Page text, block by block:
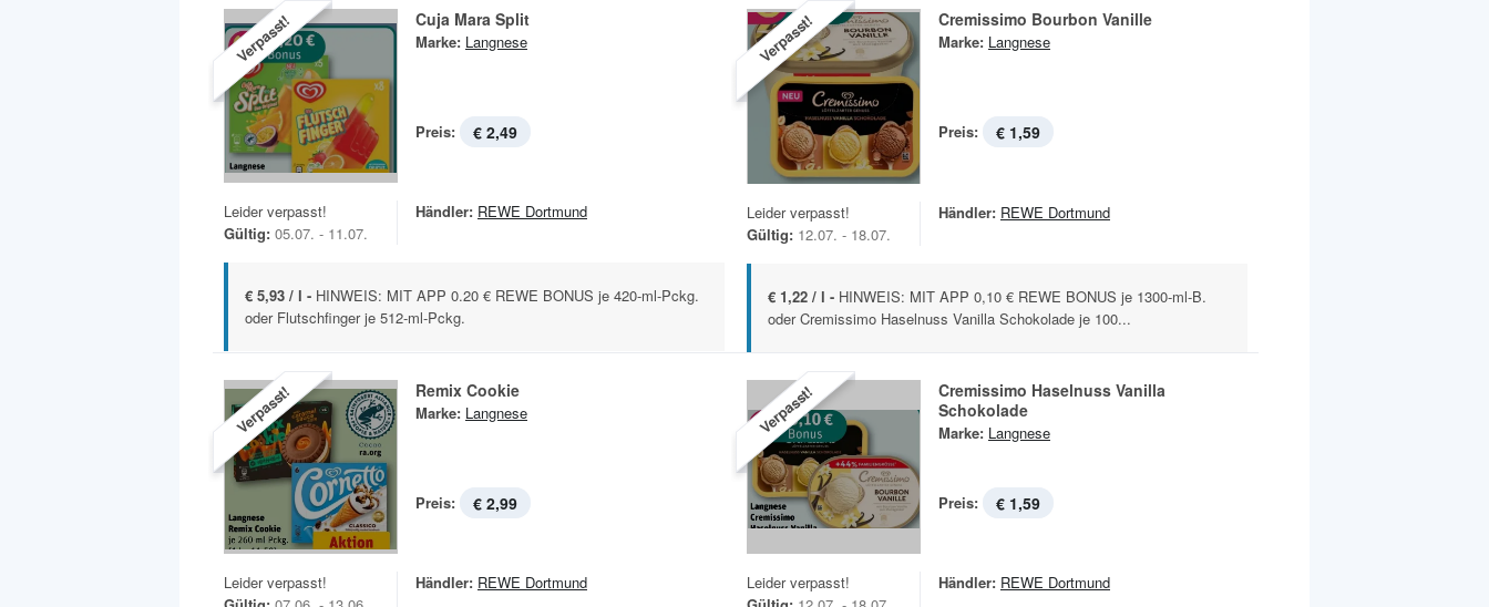
Verpasst! Cuja Mara Split
Marke: Langnese
Preis: € 2,49
Leider verpasst!
Gültig: 05.07. - 11.07.
Händler: REWE Dortmund
€ 5,93 / l - HINWEIS: MIT APP 0.20 € REWE BONUS je 420-ml-Pckg.
oder Flutschfinger je 512-ml-Pckg.
Verpasst! Cremissimo Bourbon Vanille
Marke: Langnese
Preis: € 1,59
Leider verpasst!
Gültig: 12.07. - 18.07.
Händler: REWE Dortmund
€ 1,22 / l - HINWEIS: MIT APP 0,10 € REWE BONUS je 1300-ml-B.
oder Cremissimo Haselnuss Vanilla Schokolade je 100...
Verpasst! Remix Cookie
Marke: Langnese
Preis: € 2,99
Leider verpasst!
Händler: REWE Dortmund
Verpasst!
Cremissimo Haselnuss Vanilla
Schokolade
Marke: Langnese
Preis: € 1,59
Leider verpasst!
Händler: REWE Dortmund